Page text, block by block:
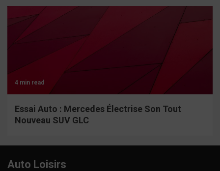
4 min read
Essai Auto : Mercedes Électrise Son Tout
Nouveau SUV GLC
Auto Loisirs